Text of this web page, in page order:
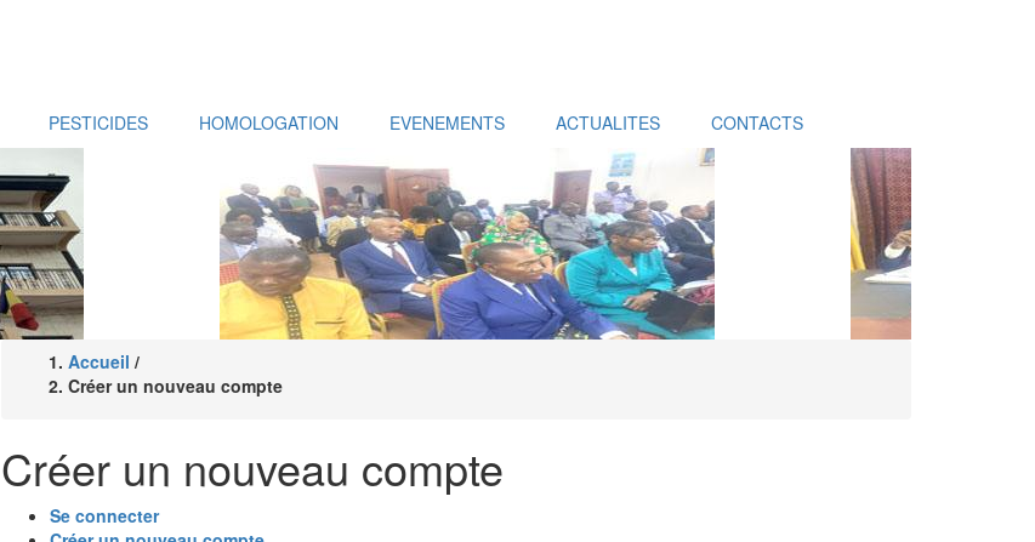
PESTICIDES HOMOLOGATION EVENEMENTS ACTUALITES CONTACTS
Fil
Accueil /
Créer un nouveau compte
Créer un nouveau compte
Se connecter